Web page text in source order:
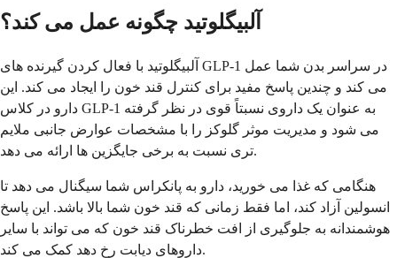
آلبیگلوتید چگونه عمل می کند؟
آلبیگلوتید با فعال کردن گیرنده های GLP-1 در سراسر بدن شما عمل
می کند و چندین پاسخ مفید برای کنترل قند خون را ایجاد می کند. این
دارو در کلاس GLP-1 به عنوان یک داروی نسبتاً قوی در نظر گرفته
می شود و مدیریت موثر گلوکز را با مشخصات عوارض جانبی ملایم
تری نسبت به برخی جایگزین ها ارائه می دهد.
هنگامی که غذا می خورید، دارو به پانکراس شما سیگنال می دهد تا
انسولین آزاد کند، اما فقط زمانی که قند خون شما بالا باشد. این پاسخ
هوشمندانه به جلوگیری از افت خطرناک قند خون که می تواند با سایر
داروهای دیابت رخ دهد کمک می کند.